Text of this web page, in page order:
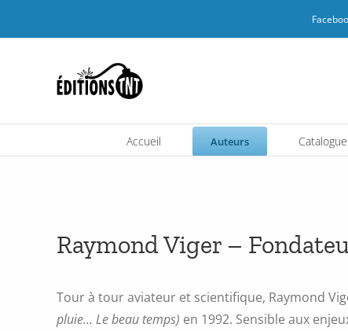
Accueil Auteurs
Raymond Viger –
Tour à tour aviateur et scientifique, Raymond
pluie… Le beau temps) en 1992. Sensible aux